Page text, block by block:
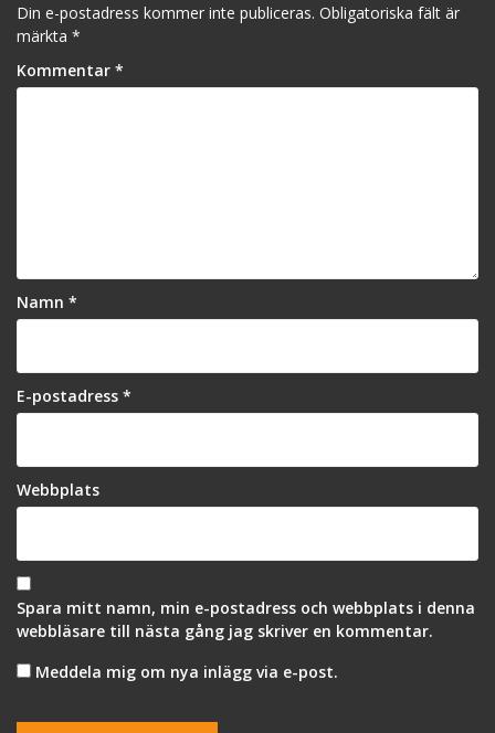
Din e-postadress kommer inte publiceras. Obligatoriska fält är
märkta *
Kommentar *
Namn *
E-postadress *
Webbplats
Spara mitt namn, min e-postadress och webbplats i denna
webbläsare till nästa gång jag skriver en kommentar.
Meddela mig om nya inlägg via e-post.